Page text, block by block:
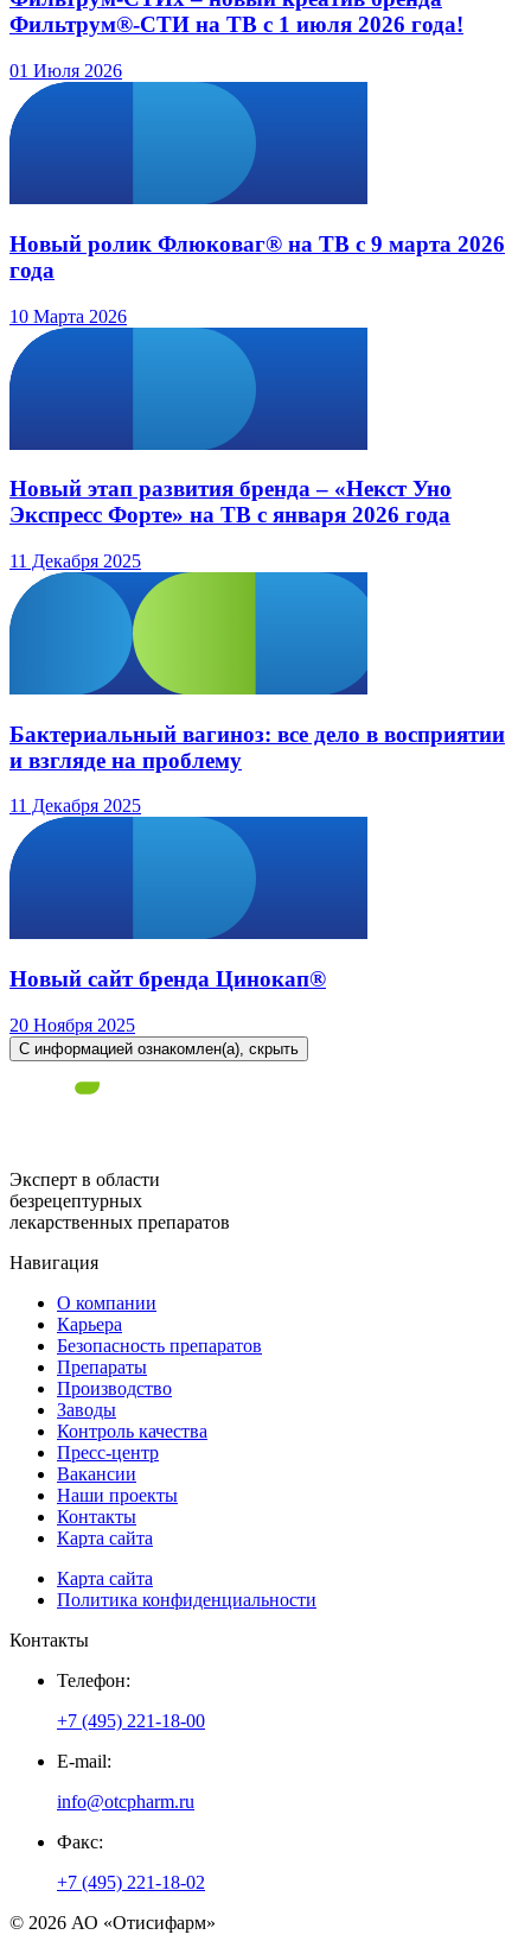
Фильтрум®-СТИ на ТВ с 1 июля 2026 года!
01 Июля 2026
Новый ролик Флюковаг® на ТВ с 9 марта 2026
года
10 Марта 2026
Новый этап развития бренда – «Некст Уно
Экспресс Форте» на ТВ с января 2026 года
11 Декабря 2025
Бактериальный вагиноз: все дело в восприятии
и взгляде на проблему
11 Декабря 2025
Новый сайт бренда Цинокап®
20 Ноября 2025
С информацией ознакомлен(а), скрыть
Эксперт в области
безрецептурных
лекарственных препаратов
Навигация
О компании
Карьера
Безопасность препаратов
Препараты
Производство
Заводы
Контроль качества
Пресс-центр
Вакансии
Наши проекты
Контакты
Карта сайта
Карта сайта
Политика конфиденциальности
Контакты
Телефон:
+7 (495) 221-18-00
E-mail:
info@otcpharm.ru
Факс:
+7 (495) 221-18-02
© 2026 АО «Отисифарм»